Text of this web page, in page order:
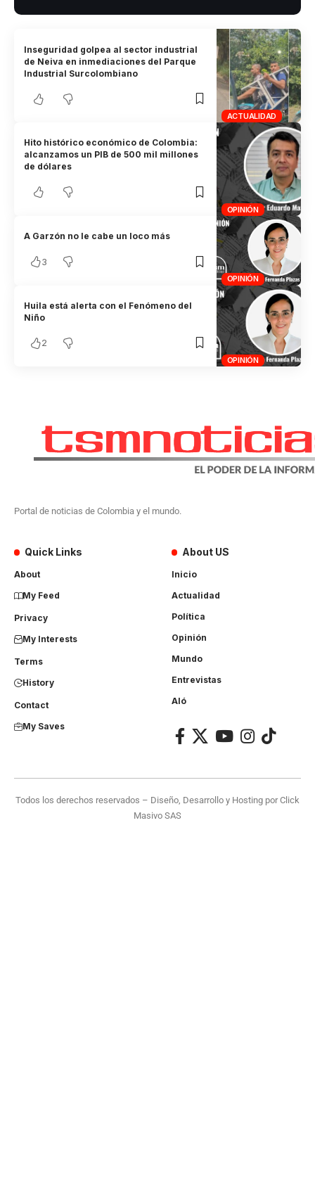
ACTUALIDAD
Inseguridad golpea al sector industrial
de Neiva en inmediaciones del Parque
Industrial Surcolombiano
OPINIÓN
Hito histórico económico de Colombia:
alcanzamos un PIB de 500 mil millones
de dólares
OPINIÓN
A Garzón no le cabe un loco más
3
OPINIÓN
Huila está alerta con el Fenómeno del
Niño
2
Portal de noticias de Colombia y el mundo.
Quick Links
About
My Feed
Privacy
My Interests
Terms
History
Contact
My Saves
About US
Inicio
Actualidad
Política
Opinión
Mundo
Entrevistas
Aló
Todos los derechos reservados – Diseño, Desarrollo y Hosting porClick
Masivo SAS